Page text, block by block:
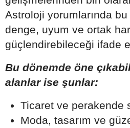
Astroloji yorumlarında
denge, uyum ve ortak
güçlendirebileceği ifade
Bu dönemde öne
alanlar ise şunlar:
Ticaret ve perakende
Moda, tasarım ve